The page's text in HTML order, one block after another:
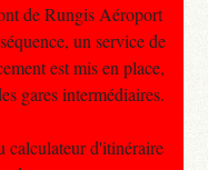
de Rungis Aéroport
un service de
est mis en place,
gares intermédiaires.
calculateur d'itinéraire